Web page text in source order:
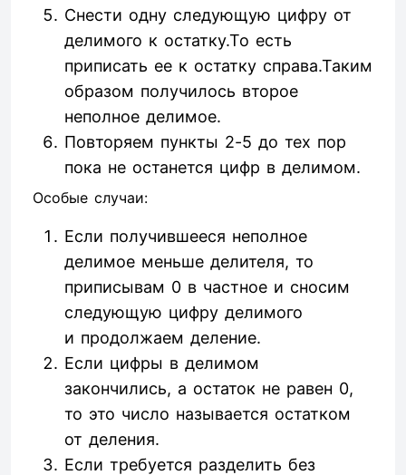
Снести одну следующую цифру от
делимого к остатку.То есть
приписать ее к остатку справа.Таким
образом получилось второе
неполное делимое.
Повторяем пункты 2-5 до тех пор
пока не останется цифр в делимом.
Особые случаи:
Если получившееся неполное
делимое меньше делителя, то
приписывам 0 в частное и сносим
следующую цифру делимого
и продолжаем деление.
Если цифры в делимом
закончились, а остаток не равен 0,
то это число называется остатком
от деления.
Если требуется разделить без